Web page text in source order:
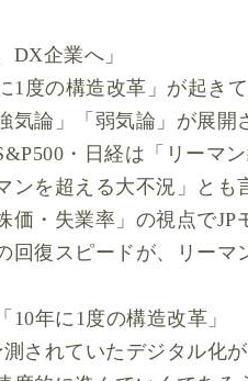
DX企業へ」
1度の構造改革」が起きて
気論」「弱気論」が展開
・日経は「リーマン
ンを超える大不況」とも
価・失業率」の視点でJP
回復スピードが、リー
年に1度の構造改革」
されていたデジタル化